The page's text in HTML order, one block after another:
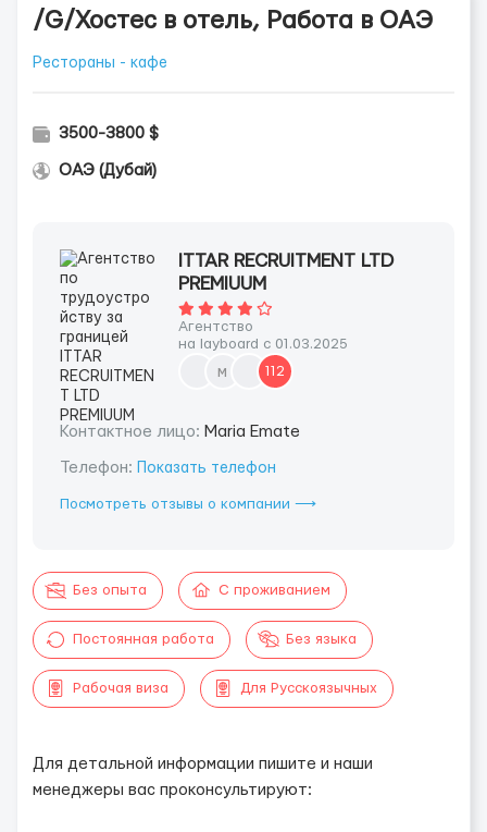
/G/Хостес в отель, Работа в ОАЭ
Рестораны - кафе
3500-3800 $
ОАЭ (Дубай)
ITTAR RECRUITMENT LTD
PREMIUUM
Агентство
на layboard с 01.03.2025
м 112
Контактное лицо: Maria Emate
Телефон: Показать телефон
Посмотреть отзывы о компании ⟶
Без опыта С проживанием
Постоянная работа Без языка
Рабочая виза Для Русскоязычных
Для детальной информации пишите и наши
менеджеры вас проконсультируют: